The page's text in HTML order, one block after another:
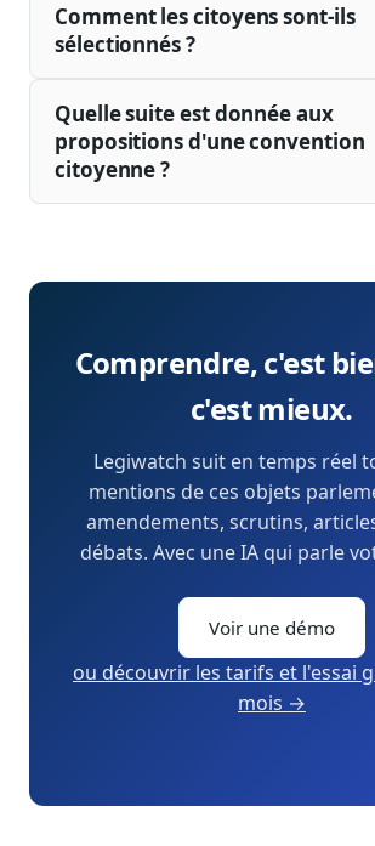
Comment les citoyens sont-ils
sélectionnés ?
Quelle suite est donnée aux
propositions d'une convention
citoyenne ?
Comprendre, c'est
c'est mieux.
Legiwatch suit en temps réel
mentions de ces objets
amendements, scrutins,
débats. Avec une IA qui parle
Voir une démo
ou découvrir les tarifs et l'essai
mois →